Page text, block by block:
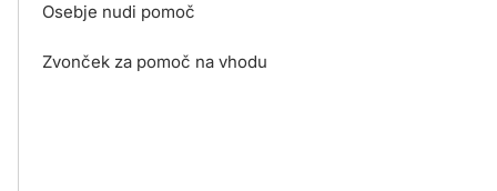
Osebje nudi pomoč
Zvonček za pomoč na vhodu